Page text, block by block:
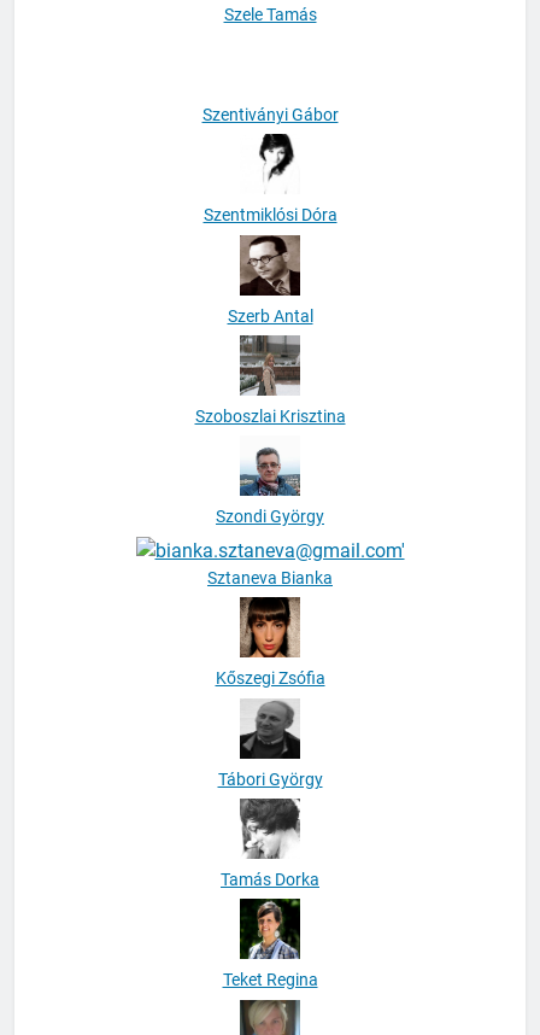
Szele Tamás
Szentiványi Gábor
Szentmiklósi Dóra
Szerb Antal
Szoboszlai Krisztina
Szondi György
Sztaneva Bianka
Kőszegi Zsófia
Tábori György
Tamás Dorka
Teket Regina